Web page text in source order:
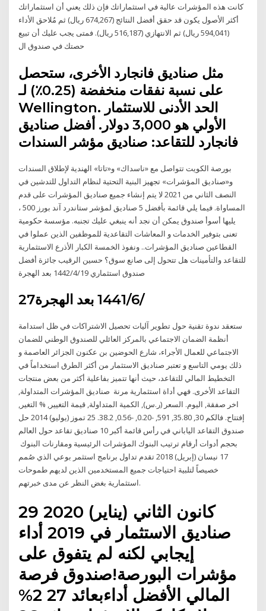
كانت هذه المؤشرات عالية في استثماراتك فإن ذلك يعني أن استثماراتك
أكثر الأصول يكون قد حقق أفضل النتائج (674,267 ريال) ثم مُلاحق الأداء
(594,041 ريال) ثم الانتهازي (516,187 ريال). فمتى يجب عليك أن تبيع
حصتك في صندوق ال
مثل صناديق فانجارد الأخرى، ستحصل
على نسبة نفقات منخفضة (0.25٪) لـ
Wellington. الحد الأدنى للاستثمار
الأولي هو 3,000 دولار. أفضل صناديق
فانجارد للتقاعد: صناديق مؤشر السندات
بورصة الكويت تتواصل مع «ناسداك» و«تاتا» الهندية لإطلاق السندات
و«صناديق المؤشرات» تجهيز البنية التحتية لنظام التداول للتدشين في
النصف الثاني من 2021 لا يتم إنشاء جميع صناديق المؤشرات على قدم
المساواة. فيما يلي قائمة بأفضل 5 صناديق لمؤشر ستاندرد آند بورز 500 ،
يليها أسوأ صندوق يمكن أن نجد أنه ينبغي عليك تجنبه. مؤسسة حكومية
تعنى بتوفير الخدمات و المعاشات التقاعدية للموظفين الذين عملوا في
القطاعين صناديق المؤشرات.. ونفوذ الخمسة الكبار الأذرع الاستثمارية
للتقاعد والتأمينات هل تتحول إلى صانع سوق؟ حسين الرقيب جائزة أفضل
صندوق استثماري 19‏‏/4‏‏/1442 بعد الهجرة
27‏‏/6‏‏/1441 بعد الهجرة
ستعقد ندوة تقنية حول تطوير آليات تحصيل الاشتراكات في ظل استدامة
أنظمة الضمان الاجتماعي بالمركز العائلي للصندوق الوطني للضمان
الاجتماعي للعمال الأجراء، شارع الحوضين بن عكنون الجزائر العاصمة و
ذلك يومي التاسع و تعتبر صناديق الاستثمار من أكثر الطرق استخداماً في
التخطيط المالي للتقاعد، حيث أنها تتميز بفاعلية أكثر من بعض منتجات
التقاعد الأخرى. فهي أداة استثمارية مرنة صناديق المؤشرات المتداولة,
اخر صفقة, اليوم. السعر (ر.س), الكمية المتداولة, قيمة التغيير, % التغير,
إفتتاح. فالكم 30, 35.80, 591, -0.20, -0.56, 38.2. 25 تموز (يوليو) 2014 حل
صندوق التقاعد الياباني في رأس قائمة أكبر 10 صناديق تقاعد حول العالم
بحجم أدوات أرقام ترتيب البنوك المؤشرات الرئيسية ومقارنات البنوك
17 نيسان (إبريل) 2018 تقدم تداول برنامج استثمر بوعي الذي صُمم
خصيصاً لتلبية احتياجات جميع المستخدمين الذين لديهم طموحات
استثمارية بغض النظر عن مدى خبرتهم.
29 كانون الثاني (يناير) 2020
صناديق الاستثمار في 2019 أداء
إيجابي لكنه لم يتفوق على
مؤشرات البورصة!صندوق فرصة
المالي الأفضل أداءبعائد 27 2%